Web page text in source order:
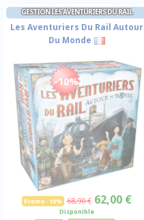
GESTION LES AVENTURIERS DU RAIL
Les Aventuriers Du Rail Autour
Du Monde
-10%
Promo -10% 68,90 € 62,00 €
Disponible